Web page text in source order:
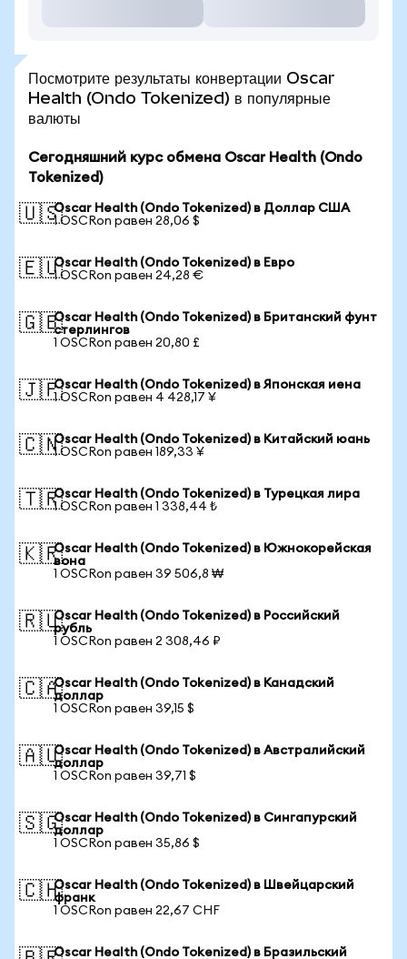
Посмотрите результаты конвертации Oscar
Health (Ondo Tokenized) в популярные
валюты
Сегодняшний курс обмена Oscar Health (Ondo
Tokenized)
🇺🇸Oscar Health (Ondo Tokenized) в Доллар США
1 OSCRon равен 28,06 $
🇪🇺Oscar Health (Ondo Tokenized) в Евро
1 OSCRon равен 24,28 €
🇬🇧Oscar Health (Ondo Tokenized) в Британский фунт
стерлингов
1 OSCRon равен 20,80 £
🇯🇵Oscar Health (Ondo Tokenized) в Японская иена
1 OSCRon равен 4 428,17 ¥
🇨🇳Oscar Health (Ondo Tokenized) в Китайский юань
1 OSCRon равен 189,33 ¥
🇹🇷Oscar Health (Ondo Tokenized) в Турецкая лира
1 OSCRon равен 1 338,44 ₺
🇰🇷Oscar Health (Ondo Tokenized) в Южнокорейская
вона
1 OSCRon равен 39 506,8 ₩
🇷🇺Oscar Health (Ondo Tokenized) в Российский
рубль
1 OSCRon равен 2 308,46 ₽
🇨🇦Oscar Health (Ondo Tokenized) в Канадский
доллар
1 OSCRon равен 39,15 $
🇦🇺Oscar Health (Ondo Tokenized) в Австралийский
доллар
1 OSCRon равен 39,71 $
🇸🇬Oscar Health (Ondo Tokenized) в Сингапурский
доллар
1 OSCRon равен 35,86 $
🇨🇭Oscar Health (Ondo Tokenized) в Швейцарский
франк
1 OSCRon равен 22,67 CHF
Oscar Health (Ondo Tokenized) в Бразильский